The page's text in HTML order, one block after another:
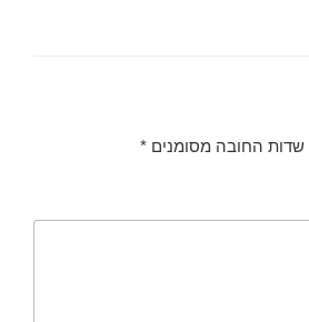
שדות החובה מסומנים *